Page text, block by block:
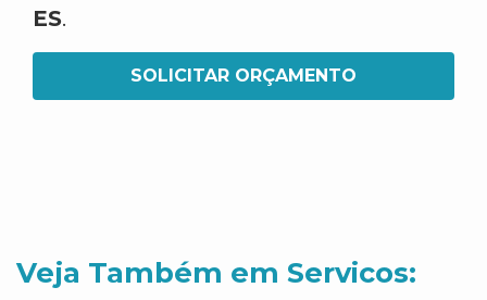
ES.
SOLICITAR ORÇAMENTO
Veja Também em Servicos: